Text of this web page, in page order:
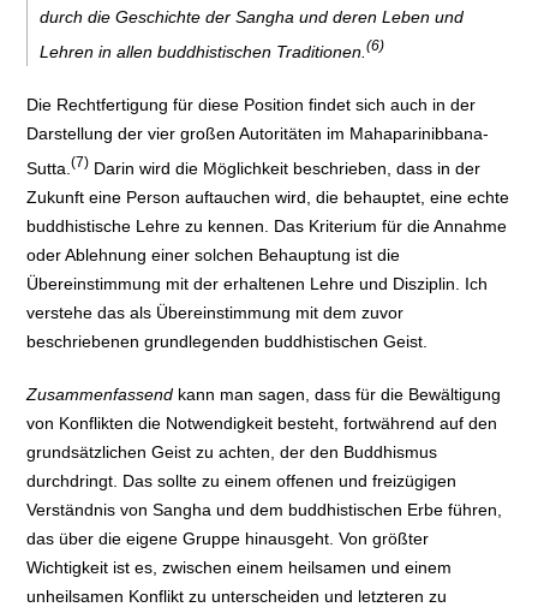
durch die Geschichte der Sangha und deren Leben und
Lehren in allen buddhistischen Traditionen.(6)
Die Rechtfertigung für diese Position findet sich auch in der
Darstellung der vier großen Autoritäten im Mahaparinibbana-
Sutta.(7) Darin wird die Möglichkeit beschrieben, dass in der
Zukunft eine Person auftauchen wird, die behauptet, eine echte
buddhistische Lehre zu kennen. Das Kriterium für die Annahme
oder Ablehnung einer solchen Behauptung ist die
Übereinstimmung mit der erhaltenen Lehre und Disziplin. Ich
verstehe das als Übereinstimmung mit dem zuvor
beschriebenen grundlegenden buddhistischen Geist.
Zusammenfassend kann man sagen, dass für die Bewältigung
von Konflikten die Notwendigkeit besteht, fortwährend auf den
grundsätzlichen Geist zu achten, der den Buddhismus
durchdringt. Das sollte zu einem offenen und freizügigen
Verständnis von Sangha und dem buddhistischen Erbe führen,
das über die eigene Gruppe hinausgeht. Von größter
Wichtigkeit ist es, zwischen einem heilsamen und einem
unheilsamen Konflikt zu unterscheiden und letzteren zu